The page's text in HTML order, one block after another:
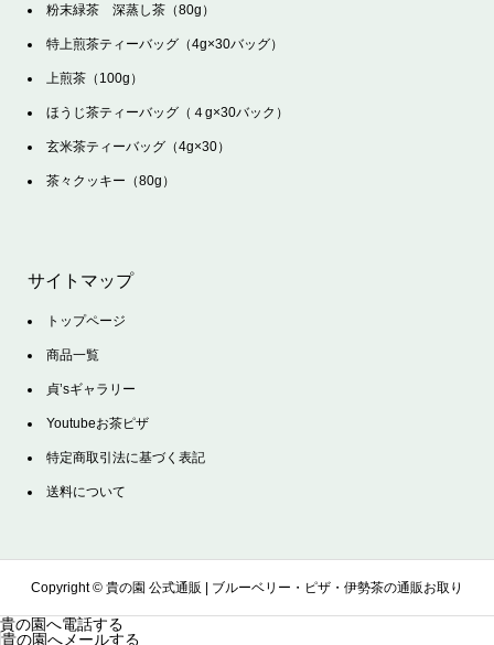
粉末緑茶 深蒸し茶（80g）
特上煎茶ティーバッグ（4g×30バッグ）
上煎茶（100g）
ほうじ茶ティーバッグ（４g×30バック）
玄米茶ティーバッグ（4g×30）
茶々クッキー（80g）
サイトマップ
トップページ
商品一覧
貞’sギャラリー
Youtubeお茶ピザ
特定商取引法に基づく表記
送料について
Copyright © 貴の園 公式通販 | ブルーベリー・ピザ・伊勢茶の通販お取り
貴の園へ電話する
貴の園へメールする